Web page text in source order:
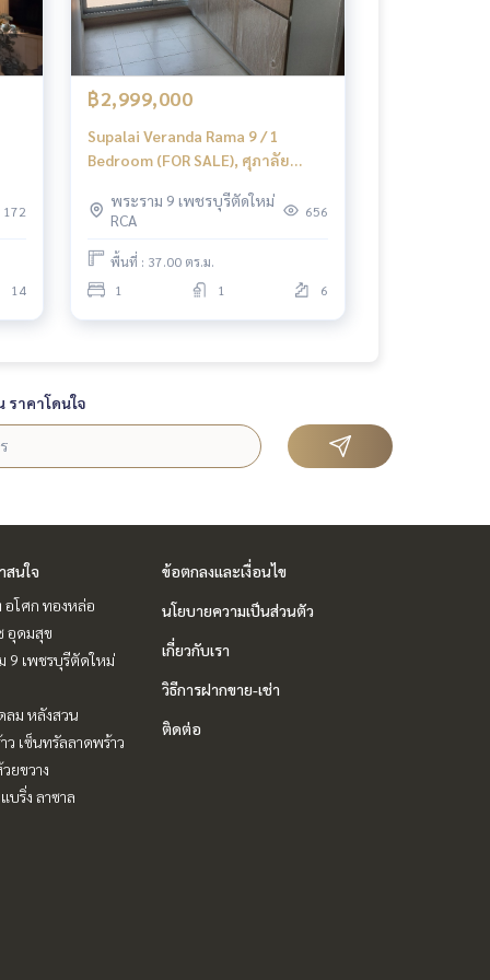
172
14
฿2,999,000
Supalai Veranda Rama 9 / 1
Bedroom (FOR SALE), ศุภาลัย
(ขาย) F067
พระราม 9 เพชรบุรีตัดใหม่
RCA
656
พื้นที่ : 37.00 ตร.ม.
1
1 6
ราคาโดนใจ
สนใจ
อโศก ทองหล่อ
อุดมสุข
9 เพชรบุรีตัดใหม่
ลม หลังสวน
ว เซ็นทรัลลาดพร้าว
ยขวาง
บริ่ง ลาซาล
ข้อตกลงและเงื่อนไข
นโยบายความเป็นส่วนตัว
เกี่ยวกับเรา
วิธีการฝากขาย-เช่า
ติดต่อ